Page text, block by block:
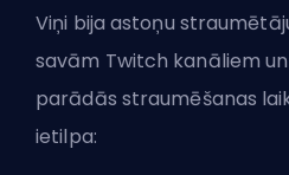
Viņi bija astoņu
savām Twitch kanāliem
parādās straumēšanas
ietilpa: